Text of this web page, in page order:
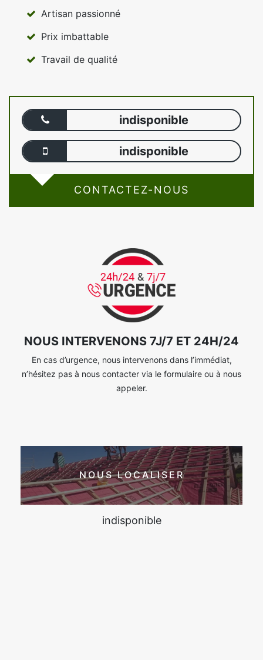
Artisan passionné
Prix imbattable
Travail de qualité
indisponible
indisponible
CONTACTEZ-NOUS
NOUS INTERVENONS 7J/7 ET 24H/24
En cas d’urgence, nous intervenons dans l’immédiat,
n’hésitez pas à nous contacter via le formulaire ou à nous
appeler.
NOUS LOCALISER
indisponible